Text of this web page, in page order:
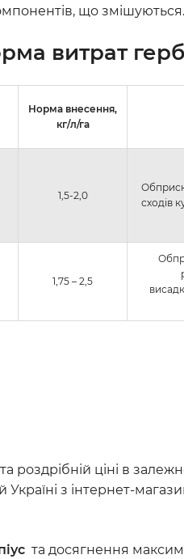
що змішуються.
витрат
Норма внесення,
кг/л/га
1,5-2,0
сходів
1,75 – 2,5
роздрібній ціні в
з інтернет-
та досягнення